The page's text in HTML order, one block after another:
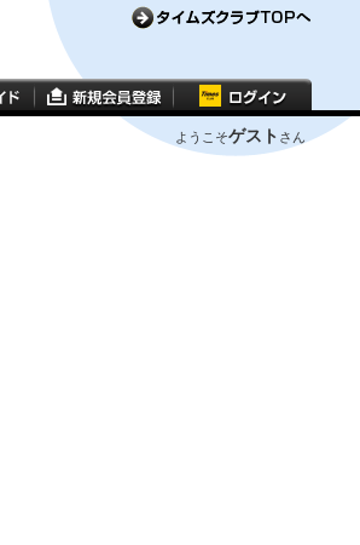
ようこそゲスト さん